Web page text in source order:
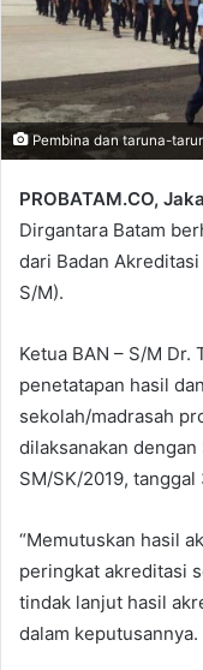
Pembina dan taruna-
PROBATAM.CO,
Dirgantara Batam
dari Badan
S/M).
Ketua BAN – S/M
penetatapan hasil
sekolah/madrasah
dilaksanakan
SM/SK/2019,
“Memutuskan hasil
peringkat akreditasi
tindak lanjut hasil
dalam keputusannya.